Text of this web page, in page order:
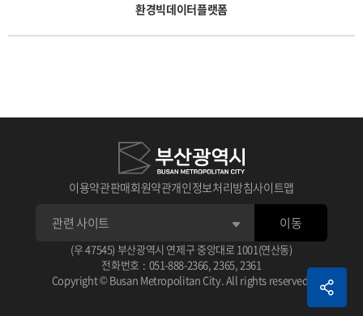
환경빅데이터플랫폼
이용약관판매회원약관개인정보처리방침사이트맵
(우 47545) 부산광역시 연제구 중앙대로 1001(연산동)
전화번호 : 051-888-2366, 2365, 2361
Copyright © Busan Metropolitan City. All rights reserved.
이동